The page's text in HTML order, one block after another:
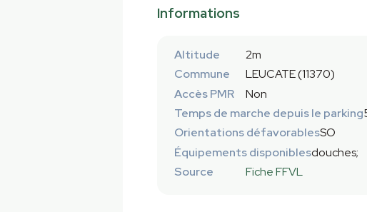
Informations
Altitude
2m
Commune
LEUCATE (11370)
Accès PMR
Non
Temps de marche depuis le parking
Orientations défavorablesSO
Équipements disponiblesdouches;
Source
Fiche FFVL